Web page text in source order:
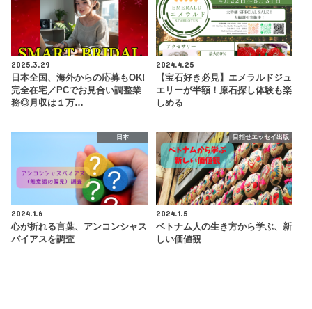
2025.3.29
日本全国、海外からの応募もOK!
完全在宅／PCでお見合い調整業
務◎月収は１万…
2024.4.25
【宝石好き必見】エメラルドジュ
エリーが半額！原石探し体験も楽
しめる
日本
2024.1.6
心が折れる言葉、アンコンシャス
バイアスを調査
目指せエッセイ出版
2024.1.5
ベトナム人の生き方から学ぶ、新
しい価値観